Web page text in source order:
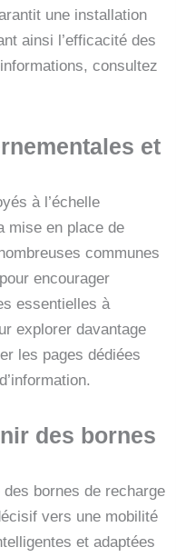
une installation
ainsi l’efficacité des
consultez
et
à l’échelle
mise en place de
communes
encourager
essentielles à
explorer davantage
les pages dédiées
des bornes
bornes de recharge
vers une mobilité
et adaptées